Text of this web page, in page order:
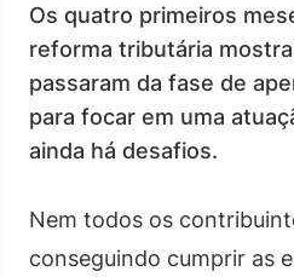
Os quatro primeiros
reforma tributária
passaram da fase de
para focar em uma
ainda há desafios.
Nem todos os
conseguindo cumprir as